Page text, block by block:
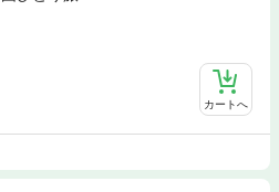
カートへ